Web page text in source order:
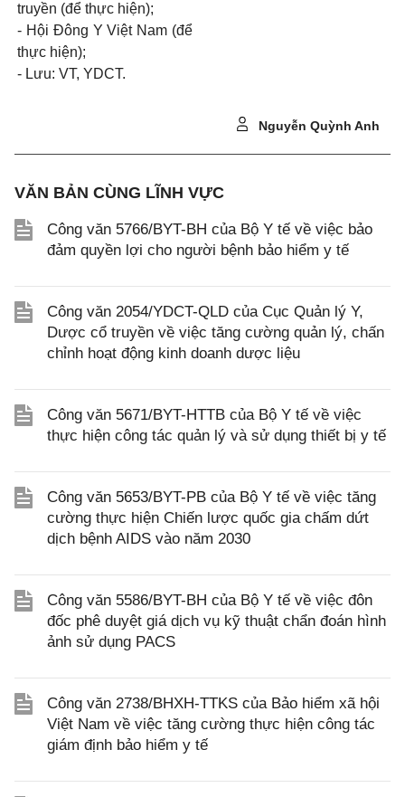
truyền (để thực hiện);
- Hội Đông Y Việt Nam (để
thực hiện);
- Lưu: VT, YDCT.
Nguyễn Quỳnh Anh
VĂN BẢN CÙNG LĨNH VỰC
Công văn 5766/BYT-BH của Bộ Y tế về việc bảo
đảm quyền lợi cho người bệnh bảo hiểm y tế
Công văn 2054/YDCT-QLD của Cục Quản lý Y,
Dược cổ truyền về việc tăng cường quản lý, chấn
chỉnh hoạt động kinh doanh dược liệu
Công văn 5671/BYT-HTTB của Bộ Y tế về việc
thực hiện công tác quản lý và sử dụng thiết bị y tế
Công văn 5653/BYT-PB của Bộ Y tế về việc tăng
cường thực hiện Chiến lược quốc gia chấm dứt
dịch bệnh AIDS vào năm 2030
Công văn 5586/BYT-BH của Bộ Y tế về việc đôn
đốc phê duyệt giá dịch vụ kỹ thuật chẩn đoán hình
ảnh sử dụng PACS
Công văn 2738/BHXH-TTKS của Bảo hiểm xã hội
Việt Nam về việc tăng cường thực hiện công tác
giám định bảo hiểm y tế